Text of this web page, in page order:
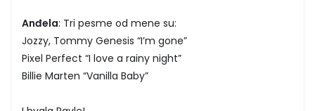
Anđela: Tri pesme od mene su:
Jozzy, Tommy Genesis “I’m gone”
Pixel Perfect “I love a rainy night”
Billie Marten “Vanilla Baby”